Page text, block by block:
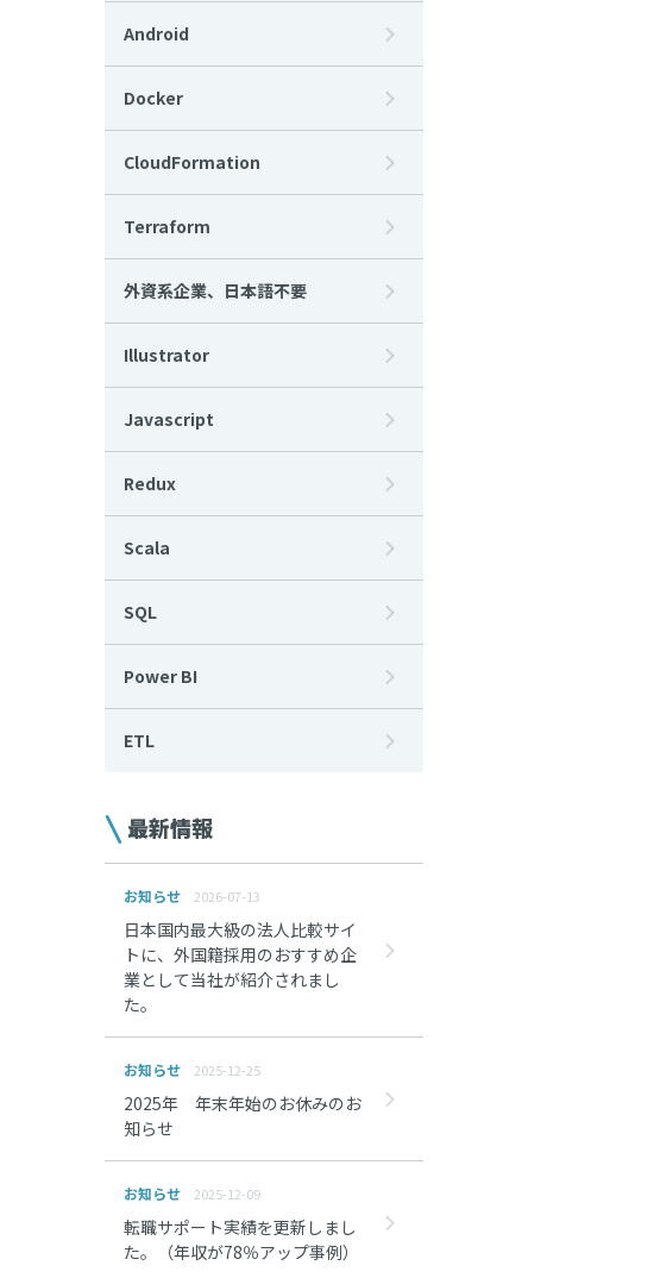
Android
Docker
CloudFormation
Terraform
外資系企業、日本語不要
Illustrator
Javascript
Redux
Scala
SQL
Power BI
ETL
最新情報
お知らせ 2026-07-13
日本国内最大級の法人比較サイ
トに、外国籍採用のおすすめ企
業として当社が紹介されまし
た。
お知らせ 2025-12-25
2025年 年末年始のお休みのお
知らせ
お知らせ 2025-12-09
転職サポート実績を更新しまし
た。（年収が78％アップ事例）